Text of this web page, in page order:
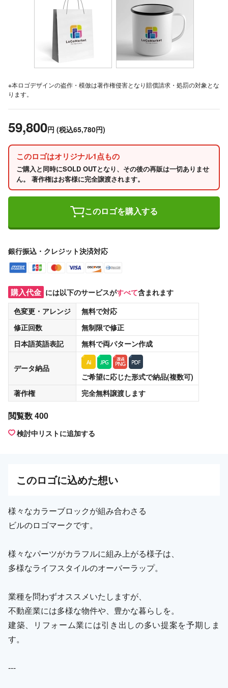
※本ロゴデザインの盗作・模倣は著作権侵害となり賠償請求・処罰の対象とな
ります。
59,800円 (税込65,780円)
このロゴはオリジナル1点もの
ご購入と同時にSOLD OUTとなり、その後の再販は一切ありませ
ん。 著作権はお客様に完全譲渡されます。
このロゴを購入する
銀行振込・クレジット決済対応
購入代金 には以下のサービスがすべて含まれます
色変更・アレンジ
無料で対応
修正回数
無制限で修正
日本語英語表記
無料で両パターン作成
データ納品
ご希望に応じた形式で納品(複数可)
著作権
完全無料譲渡します
閲覧数 400
検討中リストに追加する
このロゴに込めた想い
様々なカラーブロックが組み合わさる
ビルのロゴマークです。
様々なパーツがカラフルに組み上がる様子は、
多様なライフスタイルのオーバーラップ。
業種を問わずオススメいたしますが、
不動産業には多様な物件や、豊かな暮らしを。
建築、リフォーム業には引き出しの多い提案を予期しま
す。
---